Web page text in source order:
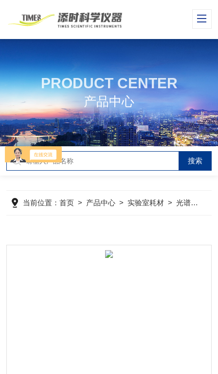
PRODUCT CENTER
产品中心
当前位置：首页 > 产品中心 > 实验室耗材 >光谱显色剂